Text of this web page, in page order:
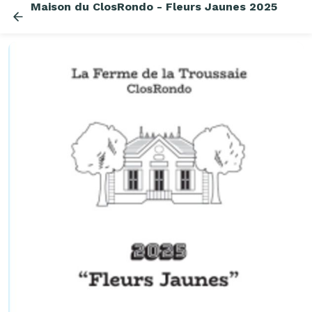
Maison du ClosRondo - Fleurs Jaunes 2025